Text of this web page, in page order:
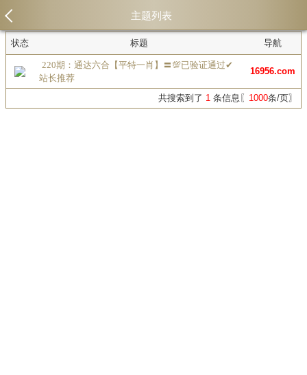
主题列表
状态 标题 导航
220期：通达六合【平特一肖】〓💯已验证通过✔
站长推荐
16956.com
共搜索到了 1 条信息〖 1000条/页〗